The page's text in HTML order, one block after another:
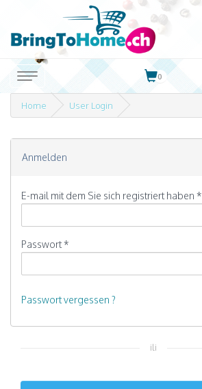
0
Home User Login
Anmelden
E-mail mit dem Sie sich registriert haben *
Passwort *
Passwort vergessen ?
ili